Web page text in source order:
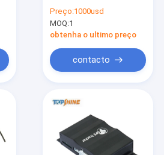
Protrack Coban
Teltonika Queclink
Bofan
Preço:1000usd
MOQ:1
obtenha o ultimo preço
contacto